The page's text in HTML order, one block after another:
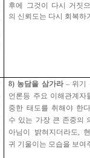
후에 그것이 다시 거짓
의 신뢰도는 다시 회복하
8) 농담을 삼가라– 위기
언론등 주요 이해관계자
중한 태도를 취해야 한
수 있는 가장 큰 존중의
아님이 밝혀지더라도,
귀 기울이는 모습을 보여